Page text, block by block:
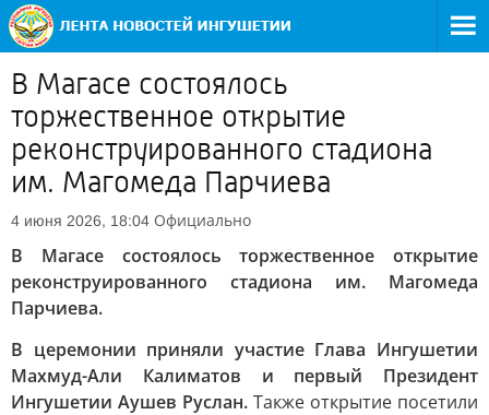
В Магасе состоялось
торжественное открытие
реконструированного стадиона
им. Магомеда Парчиева
4 июня 2026, 18:04 Официально
В Магасе состоялось торжественное открытие
реконструированного стадиона им. Магомеда
Парчиева.
В церемонии приняли участие Глава Ингушетии
Махмуд-Али Калиматов и первый Президент
Ингушетии Аушев Руслан. Также открытие посетили